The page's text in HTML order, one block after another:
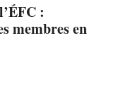
:
membres en